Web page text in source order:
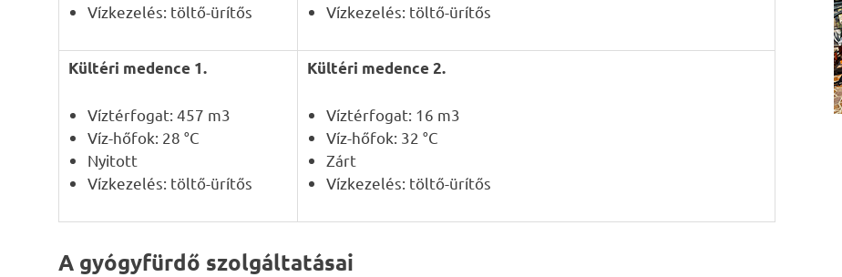
Vízkezelés: töltő-ürítős
Vízkezelés: töltő-ürítős
Kültéri medence 1.
Víztérfogat: 457 m3
Víz-hőfok: 28 °C
Nyitott
Vízkezelés: töltő-ürítős
Kültéri medence 2.
Víztérfogat: 16 m3
Víz-hőfok: 32 °C
Zárt
Vízkezelés: töltő-ürítős
A gyógyfürdő szolgáltatásai